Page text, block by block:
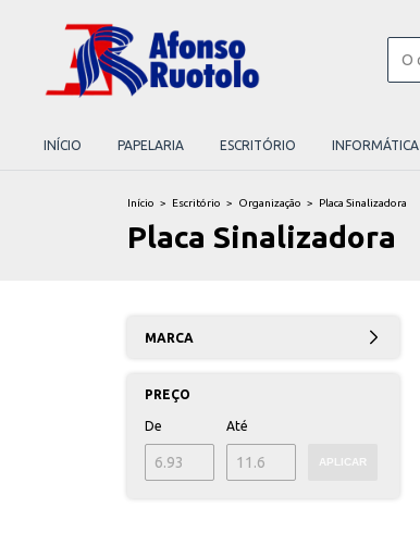
INÍCIO PAPELARIA ESCRITÓRIO INFORMÁTICA
Início > Escritório > Organização > Placa Sinalizadora
Placa Sinalizadora
MARCA
PREÇO
De Até
APLICAR